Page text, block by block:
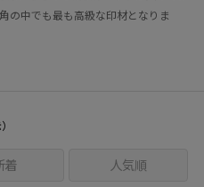
の中でも最も高級な印材となりま
着 人気順